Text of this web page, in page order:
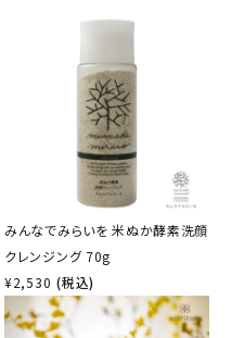
みんなでみらいを 米ぬか酵素洗顔
クレンジング 70g
¥2,530 (税込)